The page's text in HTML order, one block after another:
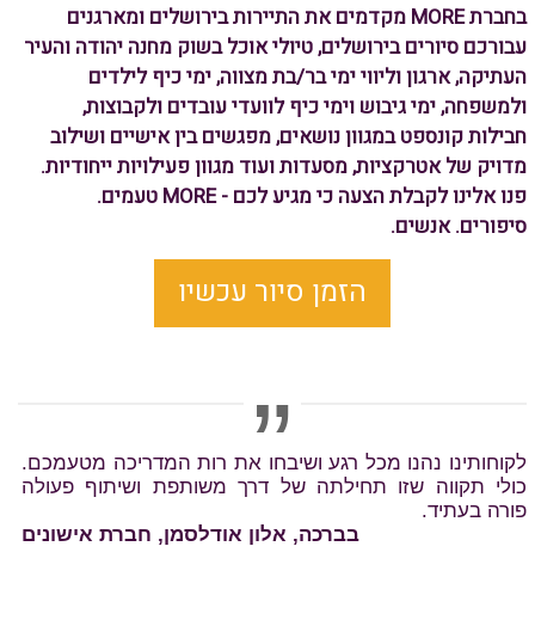
בחברת MORE מקדמים את התיירות בירושלים ומארגנים
עבורכם סיורים בירושלים, טיולי אוכל בשוק מחנה יהודה והעיר
העתיקה, ארגון וליווי ימי בר/בת מצווה, ימי כיף לילדים
ולמשפחה, ימי גיבוש וימי כיף לוועדי עובדים ולקבוצות,
חבילות קונספט במגוון נושאים, מפגשים בין אישיים ושילוב
מדויק של אטרקציות, מסעדות ועוד מגוון פעילויות ייחודיות.
פנו אלינו לקבלת הצעה כי מגיע לכם - MORE טעמים.
סיפורים. אנשים.
הזמן סיור עכשיו